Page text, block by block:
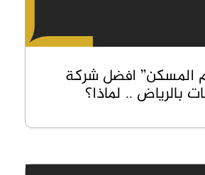
المسكن” افضل شركة
بالرياض .. لماذا؟